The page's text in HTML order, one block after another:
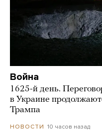
Война
1625-й день.
в Украине
Трампа
НОВОСТИ 10 часов назад